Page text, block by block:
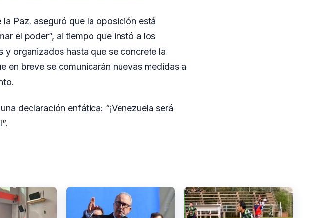
Paz, aseguró que la oposición está
el poder”, al tiempo que instó a los
y organizados hasta que se concrete la
en breve se comunicarán nuevas medidas a
declaración enfática: “¡Venezuela será